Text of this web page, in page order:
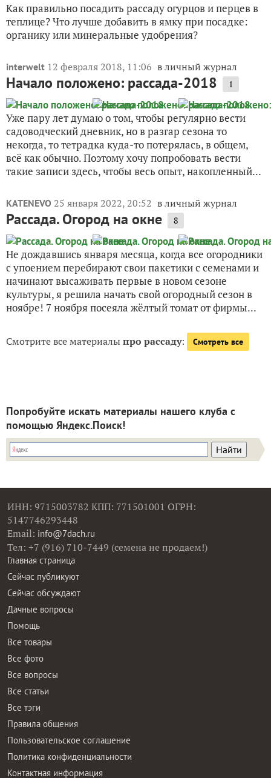
Как правильно посадить рассаду огурцов и перцев в
теплице? Что лучше добавить в ямку при посадке:
органику или минеральные удобрения?
interwelt 12 февраля 2018, 11:06 в личный журнал
Начало положено: рассада-2018 1
Уже пару лет думаю о том, чтобы регулярно вести
садоводческий дневник, но в разгар сезона то
некогда, то тетрадка куда-то потерялась, в общем,
всё как обычно. Поэтому хочу попробовать вести
такие записи здесь, чтобы весь опыт, накопленный...
KATENEVO 25 января 2022, 20:52 в личный журнал
Рассада. Огород на окне 8
Не дождавшись января месяца, когда все огородники
с упоением перебирают свои пакетики с семенами и
начинают высаживать первые в новом сезоне
культуры, я решила начать свой огородный сезон в
ноябре! 7 ноября посеяла жёлтый томат от фирмы...
Смотрите все материалыпро рассаду: Смотреть все
Попробуйте искать материалы нашего клуба с
помощью Яндекс.Поиск!
ИНН: 9715003782 КПП: 771501001 ОГРН:
5147746293448
Email: info@7dach.ru
Тел: +7 (916) 710-7449 (семена не продаем!)
Главная страница
Сейчас публикуют
Сейчас обсуждают
Дачные вопросы
Помощь
Все товары
Все фото
Все вопросы
Все статьи
Все тэги
Правила общения
Пользовательское соглашение
Политика конфиденциальности
Контактная информация